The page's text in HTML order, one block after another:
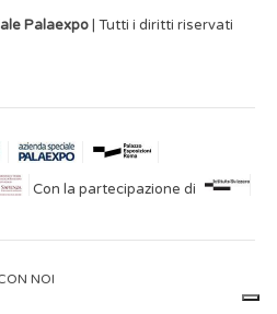
Palaexpo | Tutti i diritti riservati
Con la partecipazione di
NOI